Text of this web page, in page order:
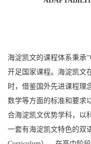
海淀凯文的课程体系秉承
开足国家课程。海淀凯文
时，借鉴国外先进课程理
数学等方面的标准和要求
合海淀凯文优势学科，以
一套有海淀凯文特色的双